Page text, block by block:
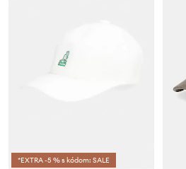
*EXTRA -5 % s kódom: SALE